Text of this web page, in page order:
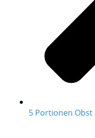
5 Portionen Obst